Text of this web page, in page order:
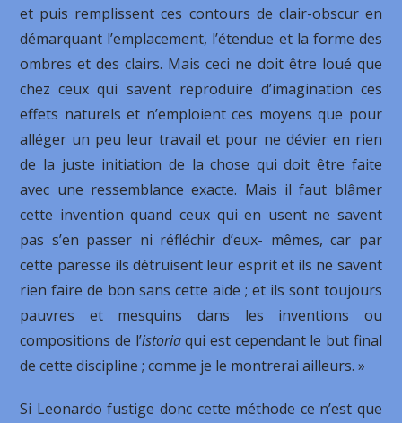
et puis remplissent ces contours de clair-obscur en
démarquant l’emplacement, l’étendue et la forme des
ombres et des clairs. Mais ceci ne doit être loué que
chez ceux qui savent reproduire d’imagination ces
effets naturels et n’emploient ces moyens que pour
alléger un peu leur travail et pour ne dévier en rien
de la juste initiation de la chose qui doit être faite
avec une ressemblance exacte. Mais il faut blâmer
cette invention quand ceux qui en usent ne savent
pas s’en passer ni réfléchir d’eux- mêmes, car par
cette paresse ils détruisent leur esprit et ils ne savent
rien faire de bon sans cette aide ; et ils sont toujours
pauvres et mesquins dans les inventions ou
compositions de l’istoriaqui est cependant le but final
de cette discipline ; comme je le montrerai ailleurs. »
Si Leonardo fustige donc cette méthode ce n’est que